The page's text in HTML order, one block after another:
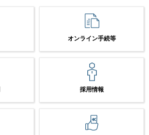
オンライン手続等
採用情報